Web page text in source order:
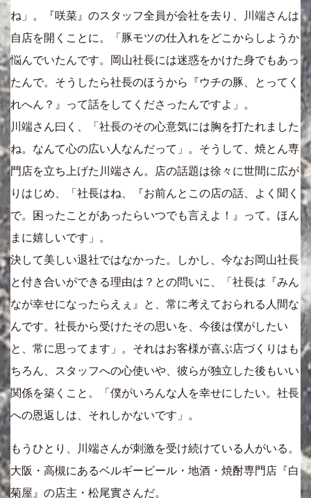
ね」。『咲菜』のスタッフ全員が会社を去り、川端さんは
自店を開くことに。「豚モツの仕入れをどこからしようか
悩んでいたんです。岡山社長には迷惑をかけた身でもあっ
たんで。そうしたら社長のほうから『ウチの豚、とってく
れへん？』って話をしてくださったんですよ」。
川端さん曰く、「社長のその心意気には胸を打たれました
ね。なんて心の広い人なんだって」。そうして、焼とん専
門店を立ち上げた川端さん。店の話題は徐々に世間に広が
りはじめ、「社長はね、『お前んとこの店の話、よく聞く
で。困ったことがあったらいつでも言えよ！』って。ほん
まに嬉しいです」。
決して美しい退社ではなかった。しかし、今なお岡山社長
と付き合いができる理由は？との問いに、「社長は『みん
なが幸せになったらえぇ』と、常に考えておられる人間な
んです。社長から受けたその思いを、今後は僕がしたい
と、常に思ってます」。それはお客様が喜ぶ店づくりはも
ちろん、スタッフへの心使いや、彼らが独立した後もいい
関係を築くこと。「僕がいろんな人を幸せにしたい。社長
への恩返しは、それしかないです」。
もうひとり、川端さんが刺激を受け続けている人がいる。
大阪・高槻にあるベルギービール・地酒・焼酎専門店『白
菊屋』の店主・松尾實さんだ。